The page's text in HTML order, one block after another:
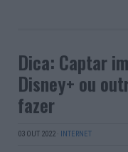
Dica: Captar
Disney+ ou
fazer
03 OUT 2022 · INTERNET